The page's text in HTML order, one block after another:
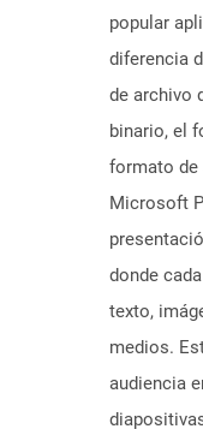
popular
diferencia
de archivo
binario, el
formato de
Microsoft
donde
texto,
medios.
audiencia